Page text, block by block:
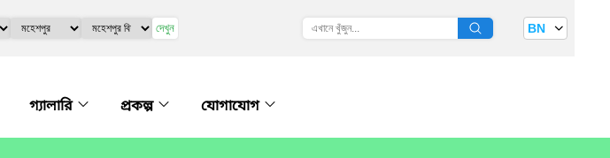
দেখুন BN
গ্যালারি প্রকল্প যোগাযোগ